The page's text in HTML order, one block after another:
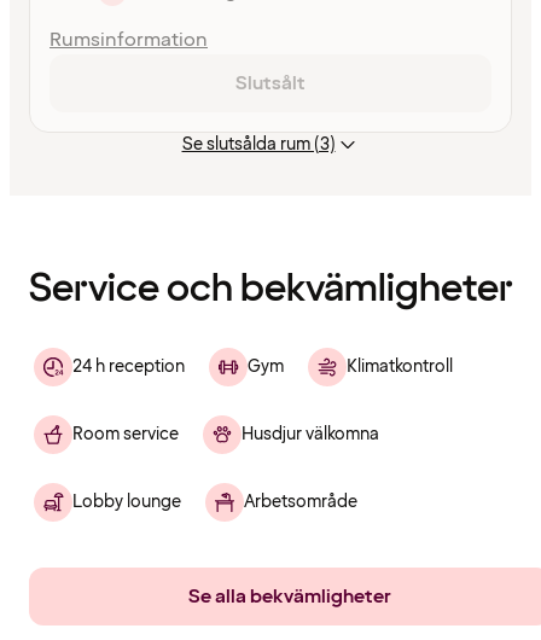
Rumsinformation
Slutsålt
Se slutsålda rum (3)
Service och bekvämligheter
24 h reception Gym Klimatkontroll
Room service Husdjur välkomna
Lobby lounge Arbetsområde
Se alla bekvämligheter